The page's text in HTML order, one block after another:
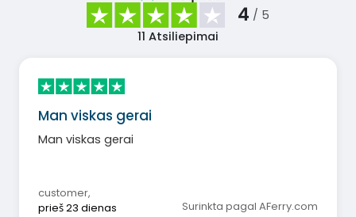
4 / 5
11 Atsiliepimai
Man viskas gerai
Man viskas gerai
customer,
prieš 23 dienas
Surinkta pagal AFerry.com